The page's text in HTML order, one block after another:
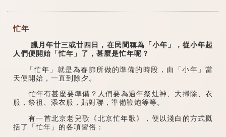
忙年
臘月年廿三或廿四日，在民間稱為「小年」，從小年起
人們便開始「忙年」了，甚麼是忙年呢？
「忙年」就是為春節所做的準備的時段，由「小年」當
天便開始，一直到除夕。
忙年有甚麼要準備？人們要為過年祭灶神、大掃除、衣
服，祭祖、添衣服，貼對聯，準備鞭炮等等。
有一首北京老兒歌《北京忙年歌》，便以淺白的方式摡
括了「忙年」的各項習俗：